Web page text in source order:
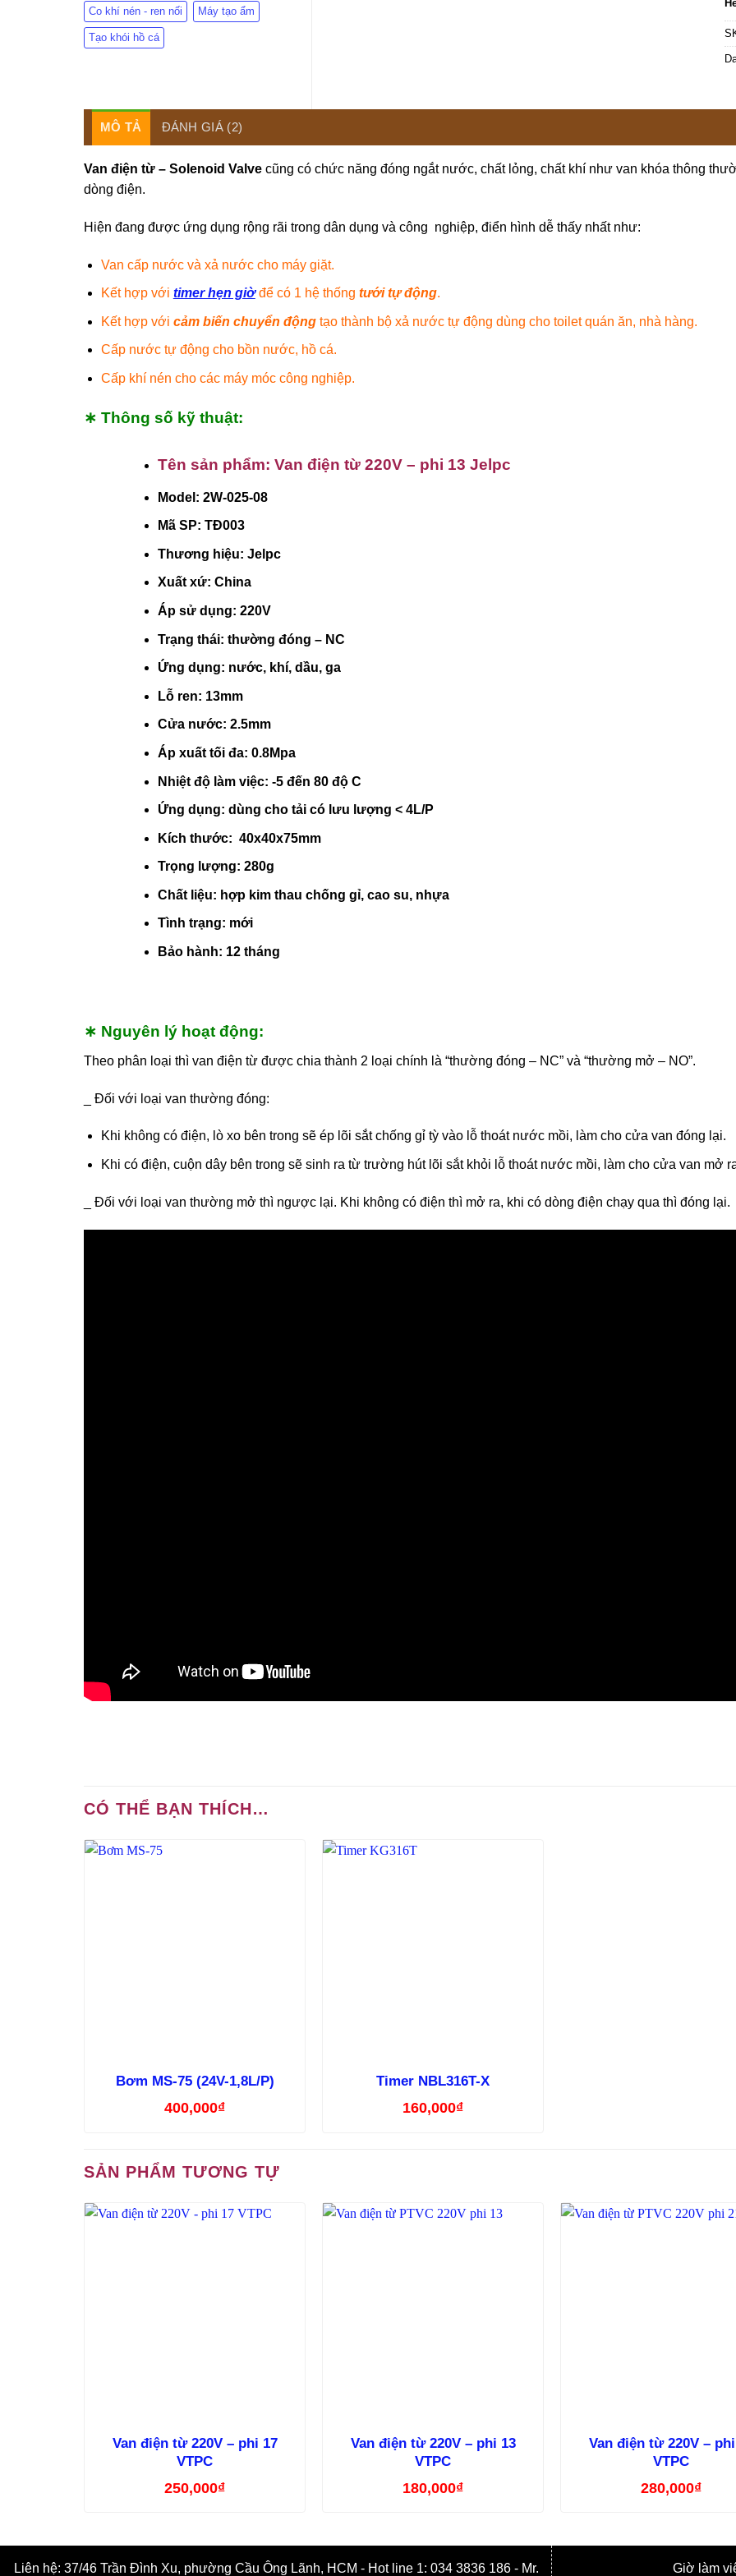
Co khí nén - ren nối Máy tạo ẩm
Tạo khói hồ cá
MÔ TẢ ĐÁNH GIÁ (2)
Van điện từ – Solenoid Valve cũng có chức năng đóng ngắt nước, chất lỏng, chất khí như van khóa thông
dòng điện.
Hiện đang được ứng dụng rộng rãi trong dân dụng và công nghiệp, điển hình dễ thấy nhất như:
Van cấp nước và xả nước cho máy giặt.
Kết hợp với timer hẹn giờđể có 1 hệ thống tưới tự động.
Kết hợp với cảm biến chuyển độngtạo thành bộ xả nước tự động dùng cho toilet quán ăn, nhà hàng.
Cấp nước tự động cho bồn nước, hồ cá.
Cấp khí nén cho các máy móc công nghiệp.
∗ Thông số kỹ thuật:
Tên sản phẩm: Van điện từ 220V – phi 13 Jelpc
Model: 2W-025-08
Mã SP: TĐ003
Thương hiệu: Jelpc
Xuất xứ: China
Áp sử dụng: 220V
Trạng thái: thường đóng – NC
Ứng dụng: nước, khí, dầu, ga
Lỗ ren: 13mm
Cửa nước: 2.5mm
Áp xuất tối đa: 0.8Mpa
Nhiệt độ làm việc: -5 đến 80 độ C
Ứng dụng: dùng cho tải có lưu lượng < 4L/P
Kích thước: 40x40x75mm
Trọng lượng: 280g
Chất liệu: hợp kim thau chống gỉ, cao su, nhựa
Tình trạng: mới
Bảo hành: 12 tháng
∗ Nguyên lý hoạt động:
Theo phân loại thì van điện từ được chia thành 2 loại chính là “thường đóng – NC” và “thường mở – NO”.
_ Đối với loại van thường đóng:
Khi không có điện, lò xo bên trong sẽ ép lõi sắt chống gỉ tỳ vào lỗ thoát nước mồi, làm cho cửa van đóng lại.
Khi có điện, cuộn dây bên trong sẽ sinh ra từ trường hút lõi sắt khỏi lỗ thoát nước mồi, làm cho cửa van mở
Đối với loại van thường mở thì ngược lại. Khi không có điện thì mở ra, khi có dòng điện chạy qua thì đóng lại.
CÓ THỂ BẠN THÍCH…
Bơm MS-75 (24V-1,8L/P)
400,000₫
Timer NBL316T-X
160,000₫
SẢN PHẨM TƯƠNG TỰ
Van điện từ 220V – phi 17
VTPC
250,000₫
Van điện từ 220V – phi 13
VTPC
180,000₫
Van điện từ 220V –
VTPC
280,000₫
Liên hệ: 37/46 Trần Đình Xu, phường Cầu Ông Lãnh, HCM - Hot line 1: 034 3836 186 - Mr. Giờ làm